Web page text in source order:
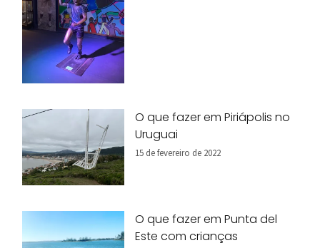
O que fazer em Piriápolis no
Uruguai
15 de fevereiro de 2022
O que fazer em Punta del
Este com crianças